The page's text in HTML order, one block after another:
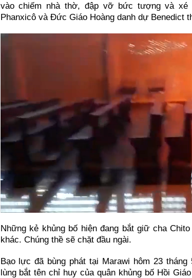
vào chiếm nhà thờ, đập vỡ bức tượng và xé
Phanxicô và Đức Giáo Hoàng danh dự Benedict
Những kẻ khủng bố hiện đang bắt giữ cha
khác. Chúng thề sẽ chặt đầu ngài.
Bạo lực đã bùng phát tại Marawi hôm 23
lùng bắt tên chỉ huy của quân khủng bố Hồi